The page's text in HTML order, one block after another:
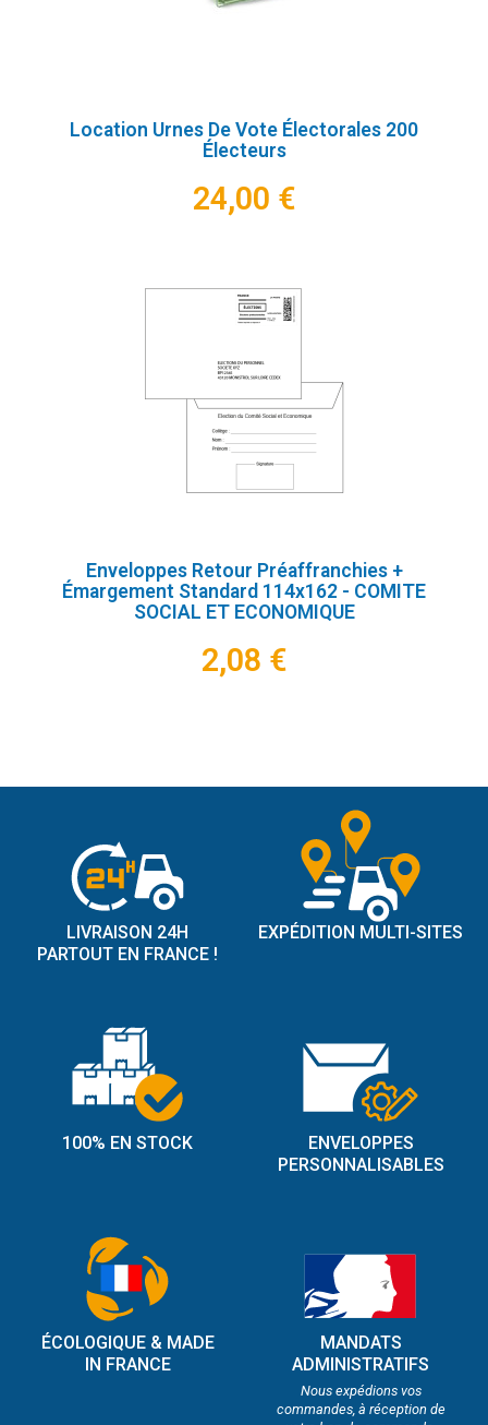
Location Urnes De Vote Électorales 200
Électeurs
24,00 €
Enveloppes Retour Préaffranchies +
Émargement Standard 114x162 - COMITE
SOCIAL ET ECONOMIQUE
2,08 €
LIVRAISON 24H
PARTOUT EN FRANCE !
EXPÉDITION MULTI-SITES
100% EN STOCK
ENVELOPPES
PERSONNALISABLES
ÉCOLOGIQUE & MADE
IN FRANCE
MANDATS
ADMINISTRATIFS
Nous expédions vos
commandes, à réception de